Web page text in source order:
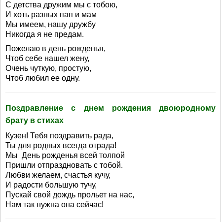
С детства дружим мы с тобою,
И хоть разных пап и мам
Мы имеем, нашу дружбу
Никогда я не предам.
Пожелаю в день рожденья,
Чтоб себе нашел жену,
Очень чуткую, простую,
Чтоб любил ее одну.
Поздравление с днем рождения двоюродному
брату в стихах
Кузен! Тебя поздравить рада,
Ты для родных всегда отрада!
Мы День рожденья всей толпой
Пришли отпраздновать с тобой.
Любви желаем, счастья кучу,
И радости большую тучу,
Пускай свой дождь прольет на нас,
Нам так нужна она сейчас!